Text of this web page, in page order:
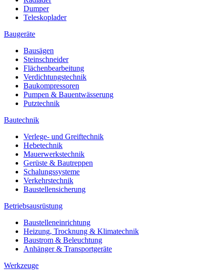
Dumper
Teleskoplader
Baugeräte
Bausägen
Steinschneider
Flächenbearbeitung
Verdichtungstechnik
Baukompressoren
Pumpen & Bauentwässerung
Putztechnik
Bautechnik
Verlege- und Greiftechnik
Hebetechnik
Mauerwerkstechnik
Gerüste & Bautreppen
Schalungssysteme
Verkehrstechnik
Baustellensicherung
Betriebsausrüstung
Baustelleneinrichtung
Heizung, Trocknung & Klimatechnik
Baustrom & Beleuchtung
Anhänger & Transportgeräte
Werkzeuge